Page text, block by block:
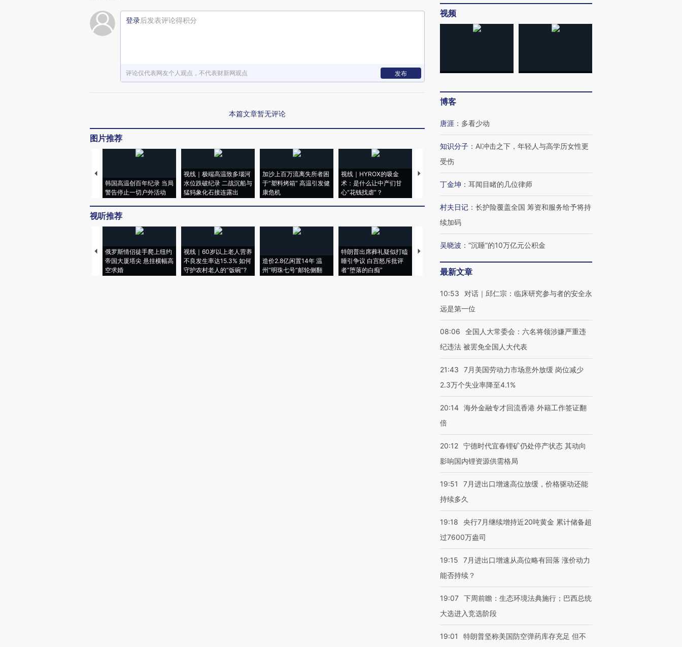
登录后发表评论得积分
评论仅代表网友个人观点，不代表财新网观点 发布
本篇文章暂无评论
图片推荐
韩国高温创百年纪录 当局
警告停止一切户外活动
视线｜极端高温致多瑙河
水位跌破纪录 二战沉船与
猛犸象化石接连露出
加沙上百万流离失所者困
于“塑料烤箱” 高温引发健
康危机
视线｜HYROX的吸金
术：是什么让中产们甘
心“花钱找虐”？
马航飞行员跨国走私7万
粒摇头丸 尿检体内含3种
视线｜被称为“蟑螂”的印
度Z世代 用街头抗争将教
视线｜“入侵”还是“人道危
视听推荐
俄罗斯情侣徒手爬上纽约
帝国大厦塔尖 悬挂横幅高
空求婚
视线｜60岁以上老人营养
不良发生率达15.3% 如何
守护农村老人的“饭碗”?
造价2.8亿闲置14年 温
州“明珠七号”邮轮侧翻
特朗普出席葬礼疑似打瞌
睡引争议 白宫怒斥批评
者“堕落的白痴”
韩国高温创百年纪录 当局
警告停止一切户外活动
97个 印度如何熬过48°C
38岁梅西上演帽子戏法
视频
博客
唐涯 ： 多看少动
知识分子 ： AI冲击之下，年轻人与高学历女性更
受伤
丁金坤 ： 耳闻目睹的几位律师
村夫日记 ： 长护险覆盖全国 筹资和服务给予将持
续加码
吴晓波 ： “沉睡”的10万亿元公积金
最新文章
10:53
对话｜邱仁宗：临床研究参与者的安全永
远是第一位
08:06
全国人大常委会：六名将领涉嫌严重违
纪违法 被罢免全国人大代表
21:43
7月美国劳动力市场意外放缓 岗位减少
2.3万个失业率降至4.1%
20:14 海外金融专才回流香港 外籍工作签证翻
倍
20:12 宁德时代宜春锂矿仍处停产状态 其动向
影响国内锂资源供需格局
19:51
7月进出口增速高位放缓，价格驱动还能
持续多久
19:18
央行7月继续增持近20吨黄金 累计储备超
过7600万盎司
19:15
7月进出口增速从高位略有回落 涨价动力
能否持续？
19:07 下周前瞻：生态环境法典施行；巴西总统
大选进入竞选阶段
19:01 特朗普坚称美国防空弹药库存充足 但不